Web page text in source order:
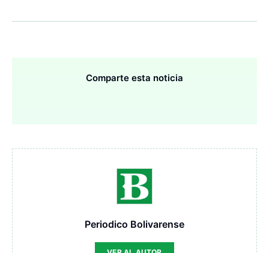
Comparte esta noticia
Periodico Bolivarense